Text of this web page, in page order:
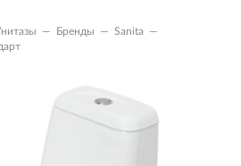
— Бренды — Sanita
—